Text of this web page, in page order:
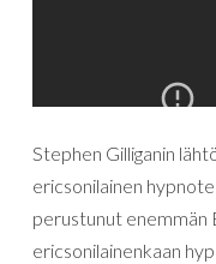
Stephen Gilliganin
ericsonilainen
perustunut enemmän
ericsonilainenkaan